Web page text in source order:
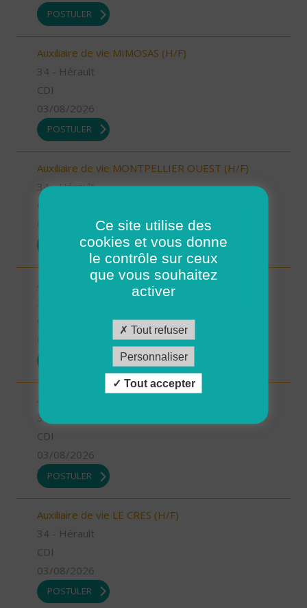
POSTULER
Auxiliaire de vie MIMOSAS (H/F)
34 - Hérault
CDI
03/08/2026
POSTULER
Auxiliaire de vie MONTPELLIER OUEST (H/F)
34 - Hérault
POSTULER
Auxiliaire de vie JUVIGNAC (H/F)
Aide à domicile LUNEL (H/F)
34 - Hérault
CDI
03/08/2026
POSTULER
Auxiliaire de vie LE CRES (H/F)
34 - Hérault
CDI
03/08/2026
POSTULER
Ce site utilise des
cookies et vous donne
le contrôle sur ceux
que vous souhaitez
activer
Tout refuser
Personnaliser
Tout accepter